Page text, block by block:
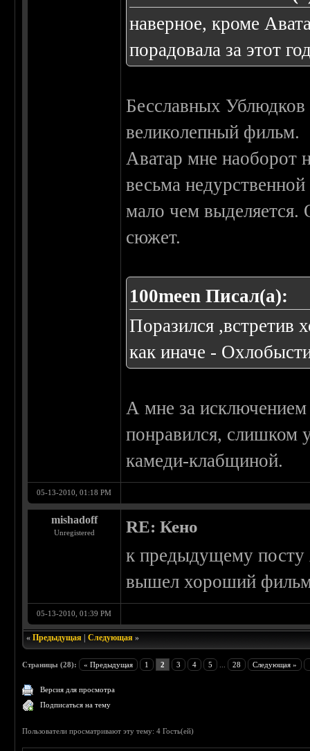
наверное, кроме
порадовала за этот
Бесславных Ублюдков
великолепный фильм.
Аватар мне наоборот
весьма
мало чем выделяется.
сюжет.
100meen Писал(а):
Поразился ,встретив
как иначе -
А мне за
понравился, слишком
камеди-клабщиной.
05-13-2010, 01:18 PM
mishadoff
Unregistered RE: Кено
к предыдущему посту
вышел хороший
05-13-2010, 01:39 PM
«Предыдущая |Следующая »
Страницы (28): « Предыдущая 1 2 3 4 5 28 Следующая »
Версия для просмотра
Подписаться на тему
Пользователи просматривают эту тему: 4 Гость(ей)